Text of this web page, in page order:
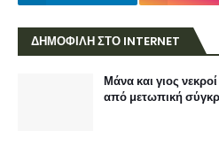
ΔΗΜΟΦΙΛΗ ΣΤΟ INTERNET
Μάνα και γιος
από μετωπική